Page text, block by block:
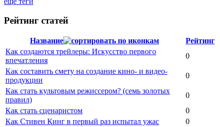
Рейтинг статей
Название
Рейтинг
Как создаются трейлеры: Искусство первого
впечатления
0
Как составить смету на создание кино- и видео-
продукции
0
Как стать культовым режиссером? (семь золотых
правил)
0
Как стать сценаристом
0
Как Стивен Кинг в первый раз испытал ужас
0